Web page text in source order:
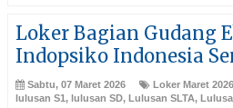
Loker Bagian Gudang
Indopsiko Indonesia
Sabtu, 07 Maret 2026 Loker Maret 2026
lulusan S1 , lulusan SD, Lulusan SLTA,